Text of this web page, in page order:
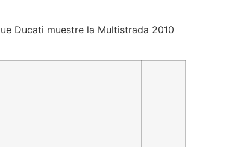
Ducati muestre la Multistrada 2010